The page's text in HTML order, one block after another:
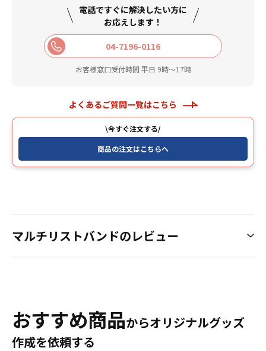
電話ですぐに解決したい方に
お応えします！
04-7196-0116
お客様窓口受付時間 平日 9時〜17時
よくあるご質問一覧はこちら
\今すぐ注文する/
商品の注文はこちらへ
マルチリストバンドのレビュー
おすすめ商品からオリジナルグッズ
作成を依頼する